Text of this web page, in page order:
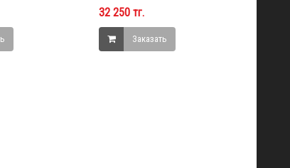
32 250 тг.
Заказать